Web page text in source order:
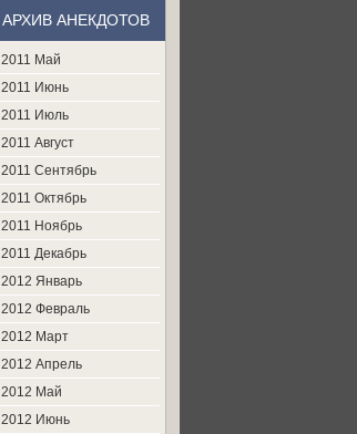
АРХИВ АНЕКДОТОВ
2011 Май
2011 Июнь
2011 Июль
2011 Август
2011 Сентябрь
2011 Октябрь
2011 Ноябрь
2011 Декабрь
2012 Январь
2012 Февраль
2012 Март
2012 Апрель
2012 Май
2012 Июнь